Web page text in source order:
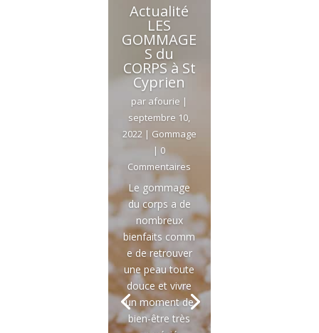
Actualité
LES
GOMMAGE
S du
CORPS à St
Cyprien
par afourie |
septembre 10,
2022| Gommage
| 0
Commentaires
Le gommage
du corps a de
nombreux
bienfaits comm
e de retrouver
une peau toute
douce et vivre
un moment de
bien-être très